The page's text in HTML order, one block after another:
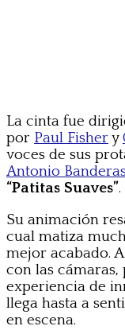
La cinta fue
por Paul Fisher y
voces de sus
Antonio
“Patitas Suaves”.
Su animación
cual matiza
mejor acabado.
con las
experiencia de
llega hasta a
en escena.